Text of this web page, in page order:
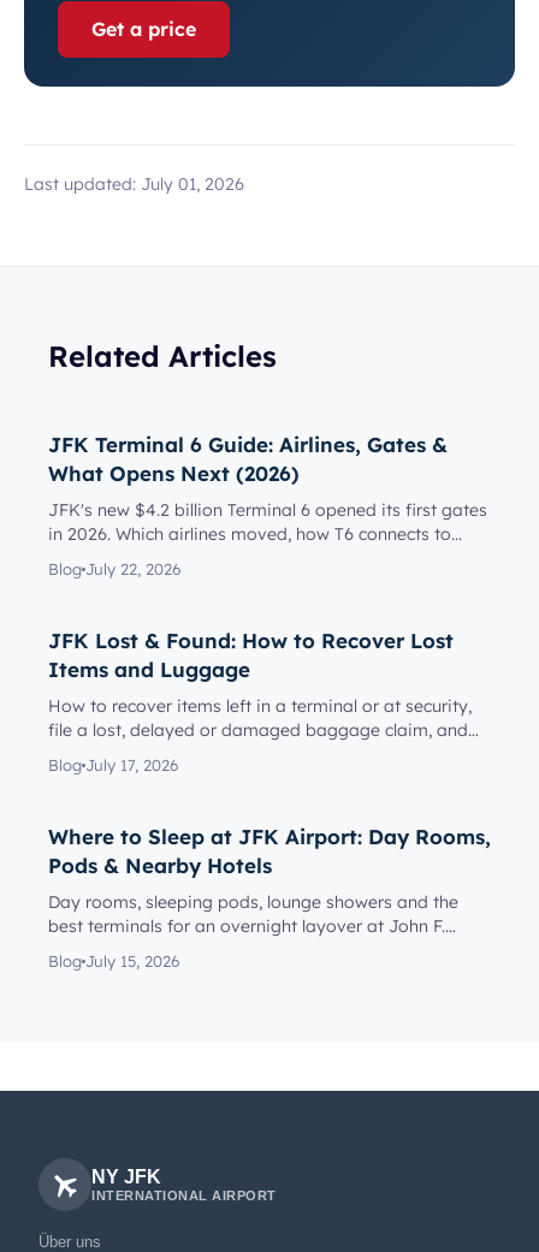
Get a price
Last updated: July 01, 2026
Related Articles
JFK Terminal 6 Guide: Airlines, Gates &
What Opens Next (2026)
JFK's new $4.2 billion Terminal 6 opened its first gates
in 2026. Which airlines moved, how T6 connects to
Terminal 5, l...
Blog July 22, 2026
JFK Lost & Found: How to Recover Lost
Items and Luggage
How to recover items left in a terminal or at security,
file a lost, delayed or damaged baggage claim, and
reach the rig...
Blog July 17, 2026
Where to Sleep at JFK Airport: Day Rooms,
Pods & Nearby Hotels
Day rooms, sleeping pods, lounge showers and the
best terminals for an overnight layover at John F.
Kennedy Internationa...
Blog July 15, 2026
NY JFK
INTERNATIONAL AIRPORT
Über uns